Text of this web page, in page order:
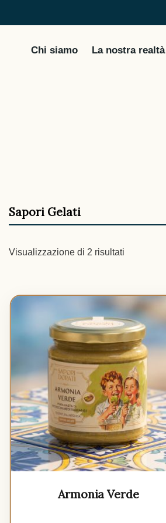
Chi siamo La nostra realtà
Sapori Gelati
Visualizzazione di 2 risultati
Armonia Verde